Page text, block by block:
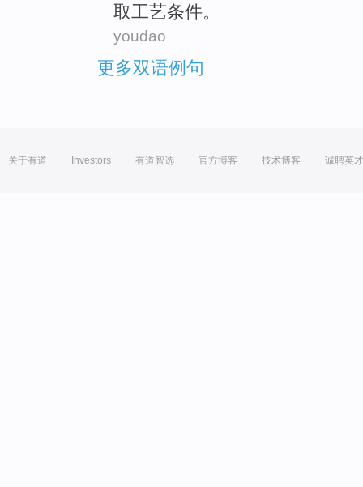
取工艺条件。
youdao
更多双语例句
关于有道 Investors 有道智选 官方博客 技术博客 诚聘英才